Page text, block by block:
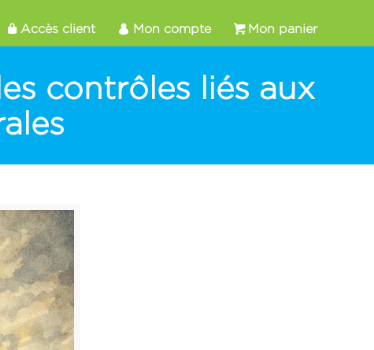
Accès client Mon compte Mon panier
contrôles liés aux